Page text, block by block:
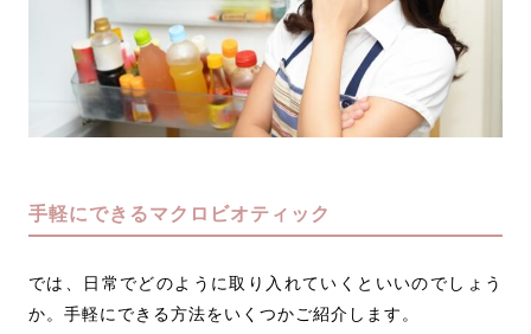
手軽にできるマクロビオティック
では、日常でどのように取り入れていくといいのでしょう
か。手軽にできる方法をいくつかご紹介します。